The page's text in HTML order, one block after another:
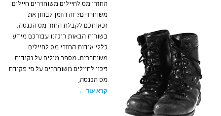
החזרי מס לחיילים משוחררים חיילים
משוחררים? זה הזמן לבחון את
זכאותכם לקבלת החזר מס הכנסה.
בשורות הבאות ריכזנו עבורכם מידע
כללי אודות החזרי מס לחיילים
משוחררים. מספר מילים על נקודות
זיכוי לחיילים משוחררים על פי פקודת
מס הכנסה,
קרא עוד ←